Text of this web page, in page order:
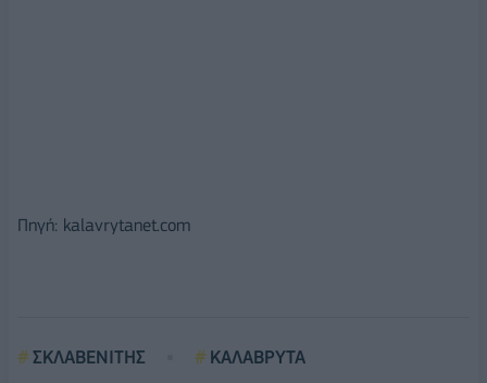
Πηγή: kalavrytanet.com
ΣΚΛΑΒΕΝΙΤΗΣ ΚΑΛΑΒΡΥΤΑ